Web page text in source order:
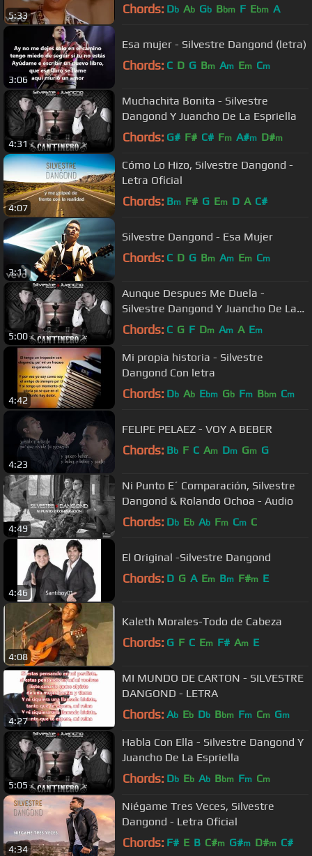
5:33 Chords: Db Ab Gb Bbm F Ebm A
3:06
Esa mujer - Silvestre Dangond (letra)
Chords: C D G Bm Am Em Cm
4:31
Muchachita Bonita - Silvestre
Dangond Y Juancho De La Espriella
Chords: G# F# C# Fm A#m D#m
4:07
Cómo Lo Hizo, Silvestre Dangond -
Letra Oficial
Chords: Bm F# G Em D A C#
3:11
Silvestre Dangond - Esa Mujer
Chords: C D G Bm Am Em Cm
5:00
Aunque Despues Me Duela -
Silvestre Dangond Y Juancho De La
Espriella
Chords: C G F Dm Am A Em
4:42
Mi propia historia - Silvestre
Dangond Con letra
Chords: Db Ab Ebm Gb Fm Bbm Cm
4:23
FELIPE PELAEZ - VOY A BEBER
Chords: Bb F C Am Dm Gm G
4:49
Ni Punto E´ Comparación, Silvestre
Dangond & Rolando Ochoa - Audio
Chords: Db Eb Ab Fm Cm C
4:46
El Original -Silvestre Dangond
Chords: D G A Em Bm F#m E
4:08
Kaleth Morales-Todo de Cabeza
Chords: G F C Em F# Am E
4:27
MI MUNDO DE CARTON - SILVESTRE
DANGOND - LETRA
Chords: Ab Eb Db Bbm Fm Cm Gm
5:05
Habla Con Ella - Silvestre Dangond Y
Juancho De La Espriella
Chords: Db Eb Ab Bbm Fm Cm
4:34
Niégame Tres Veces, Silvestre
Dangond - Letra Oficial
Chords: F# E B C#m G#m D#m C#